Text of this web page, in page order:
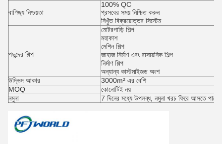
বাণিজ্য নিশ্চয়তা
100% QC
প্রসবের সময় নিশ্চিত করুন
নিখুঁত বিক্রয়োত্তর সিস্টেম
পছন্দের শিল্প
মোটরগাড়ি শিল্প
মহাকাশ
মেশিন শিল্প
জাহাজ নির্মাণ এবং রাসায়নিক শিল্প
নির্মাণ শিল্প
অন্যান্য কাস্টমাইজড অংশ
উদ্ভিদ আকার
3000m² এর বেশি
MOQ
কোনোটিই নয়
নমুনা
7 দিনের মধ্যে উপলব্ধ, নমুনা খরচ ফিরে আসতে পারে